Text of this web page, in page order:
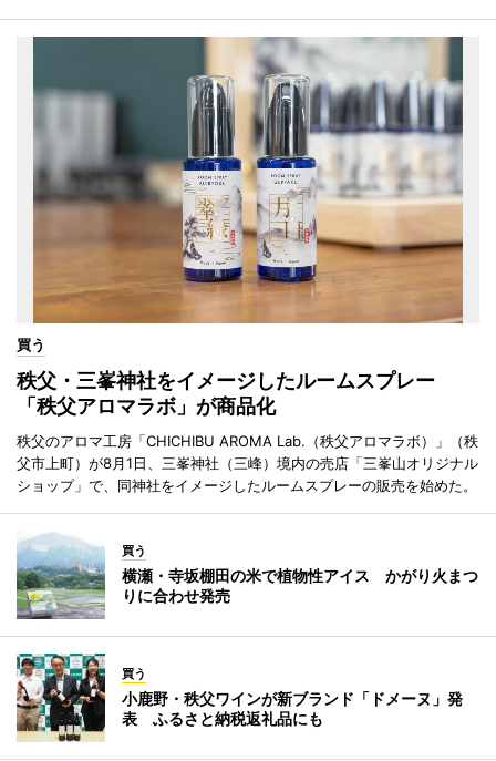
買う
秩父・三峯神社をイメージしたルームスプレー
「秩父アロマラボ」が商品化
秩父のアロマ工房「CHICHIBU AROMA Lab.（秩父アロマラボ）」（秩
父市上町）が8月1日、三峯神社（三峰）境内の売店「三峯山オリジナル
ショップ」で、同神社をイメージしたルームスプレーの販売を始めた。
買う
横瀬・寺坂棚田の米で植物性アイス かがり火まつ
りに合わせ発売
買う
小鹿野・秩父ワインが新ブランド「ドメーヌ」発
表 ふるさと納税返礼品にも